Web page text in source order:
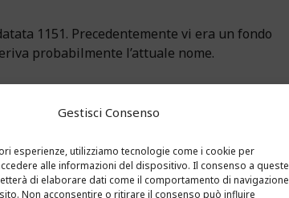
Gestisci Consenso
esperienze, utilizziamo tecnologie come i cookie per
alle informazioni del dispositivo. Il consenso a queste
di elaborare dati come il comportamento di
Non acconsentire o ritirare il consenso può influire
1151. Precedentemente vi era un fondo
probabilmente l’attuale nome.
il primo nucleo del castello situato in
sulla cima di una rupe, la fortificazione